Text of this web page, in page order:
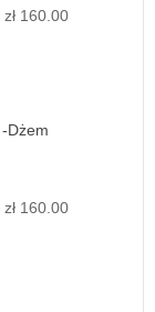
zł 160.00
Dżem
zł 160.00